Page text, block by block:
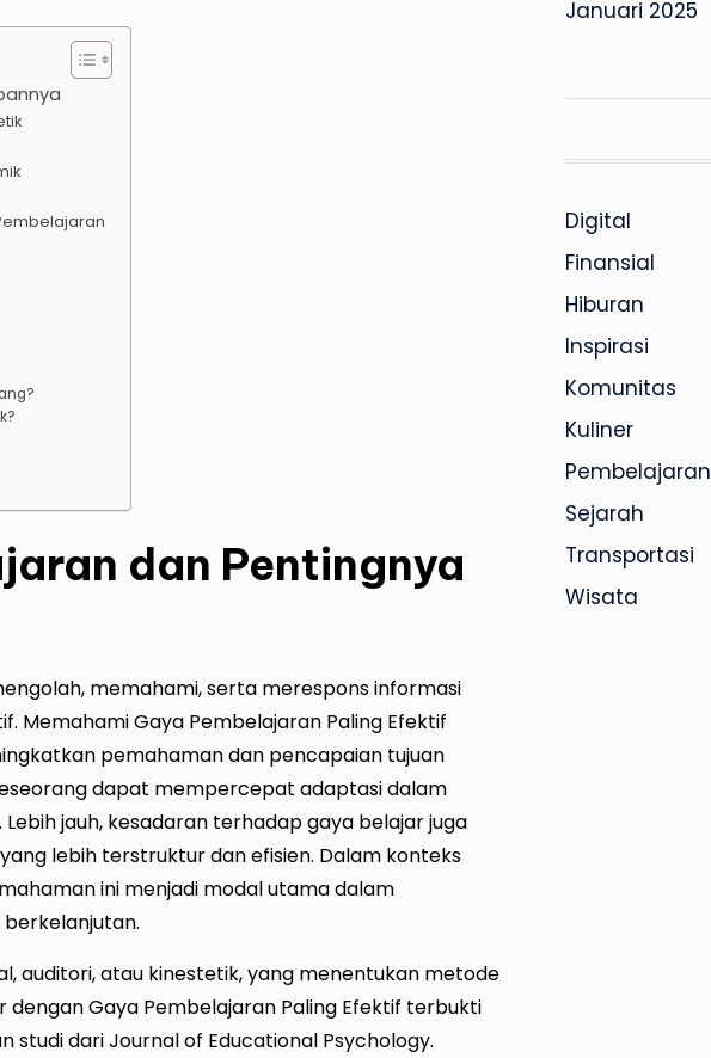
dan Pentingnya
memahami, serta merespons informasi
Memahami Gaya Pembelajaran Paling Efektif
pemahaman dan pencapaian tujuan
dapat mempercepat adaptasi dalam
jauh, kesadaran terhadap gaya belajar juga
lebih terstruktur dan efisien. Dalam konteks
ini menjadi modal utama dalam
auditori, atau kinestetik, yang menentukan metode
Gaya Pembelajaran Paling Efektif terbukti
studi dari Journal of Educational Psychology.
Januari 2025
Digital
Finansial
Hiburan
Inspirasi
Komunitas
Kuliner
Pembelajaran
Sejarah
Transportasi
Wisata